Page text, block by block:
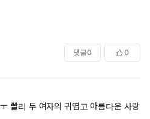
댓글0 0
빨리 두 여자의 귀엽고 아름다운 사랑